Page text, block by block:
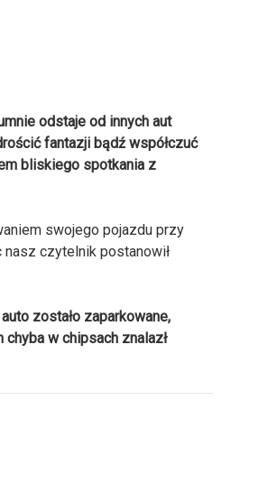
odstaje od innych aut
fantazji bądź współczuć
bliskiego spotkania z
swojego pojazdu przy
czytelnik postanowił
zostało zaparkowane,
chyba w chipsach znalazł